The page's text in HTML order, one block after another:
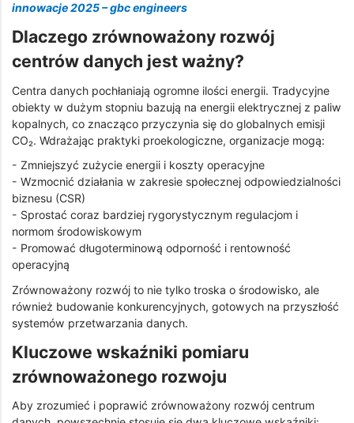
innowacje 2025 – gbc engineers
Dlaczego zrównoważony rozwój
centrów danych jest ważny?
Centra danych pochłaniają ogromne ilości energii. Tradycyjne
obiekty w dużym stopniu bazują na energii elektrycznej z paliw
kopalnych, co znacząco przyczynia się do globalnych emisji
CO₂. Wdrażając praktyki proekologiczne, organizacje mogą:
- Zmniejszyć zużycie energii i koszty operacyjne
- Wzmocnić działania w zakresie społecznej odpowiedzialności
biznesu (CSR)
- Sprostać coraz bardziej rygorystycznym regulacjom i
normom środowiskowym
- Promować długoterminową odporność i rentowność
operacyjną
Zrównoważony rozwój to nie tylko troska o środowisko, ale
również budowanie konkurencyjnych, gotowych na przyszłość
systemów przetwarzania danych.
Kluczowe wskaźniki pomiaru
zrównoważonego rozwoju
Aby zrozumieć i poprawić zrównoważony rozwój centrum